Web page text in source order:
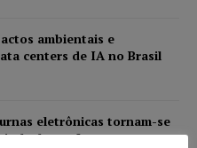
ambientais e
centers de IA no Brasil
eletrônicas tornam-se
e lacração